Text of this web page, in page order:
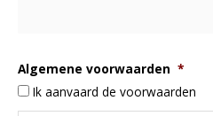
Algemene voorwaarden *
Ik aanvaard de voorwaarden